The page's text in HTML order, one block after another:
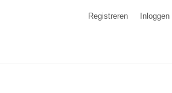
Registreren Inloggen